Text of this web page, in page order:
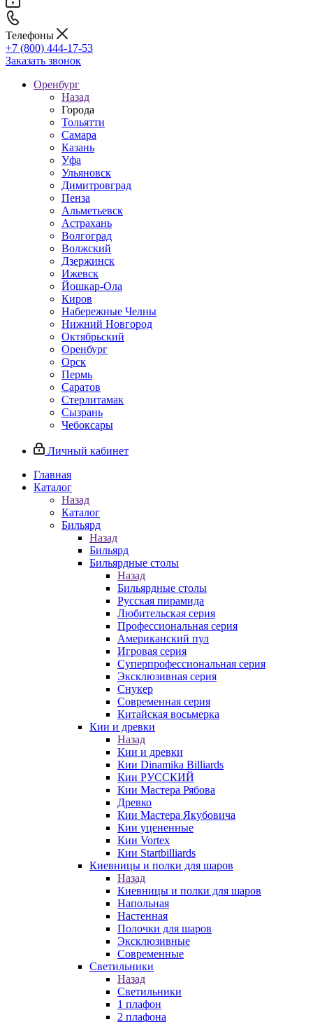
Телефоны
+7 (800) 444-17-53
Заказать звонок
Оренбург
Назад
Города
Тольятти
Самара
Казань
Уфа
Ульяновск
Димитровград
Пенза
Альметьевск
Астрахань
Волгоград
Волжский
Дзержинск
Ижевск
Йошкар-Ола
Киров
Набережные Челны
Нижний Новгород
Октябрьский
Оренбург
Орск
Пермь
Саратов
Стерлитамак
Сызрань
Чебоксары
Личный кабинет
Главная
Каталог
Назад
Каталог
Бильярд
Назад
Бильярд
Бильярдные столы
Назад
Бильярдные столы
Русская пирамида
Любительская серия
Профессиональная серия
Американский пул
Игровая серия
Суперпрофессиональная серия
Эксклюзивная серия
Снукер
Современная серия
Китайская восьмерка
Кии и древки
Назад
Кии и древки
Кии Dinamika Billiards
Кии РУССКИЙ
Кии Мастера Рябова
Древко
Кии Мастера Якубовича
Кии уцененные
Кии Vortex
Кии Startbilliards
Киевницы и полки для шаров
Назад
Киевницы и полки для шаров
Напольная
Настенная
Полочки для шаров
Эксклюзивные
Современные
Светильники
Назад
Светильники
1 плафон
2 плафона